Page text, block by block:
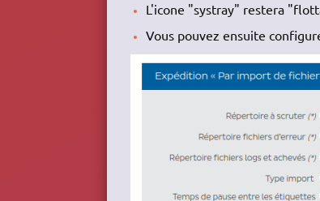
L'icone "systray" restera
Vous pouvez ensuite